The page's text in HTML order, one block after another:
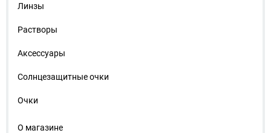
Линзы
Растворы
Аксессуары
Солнцезащитные очки
Очки
О магазине